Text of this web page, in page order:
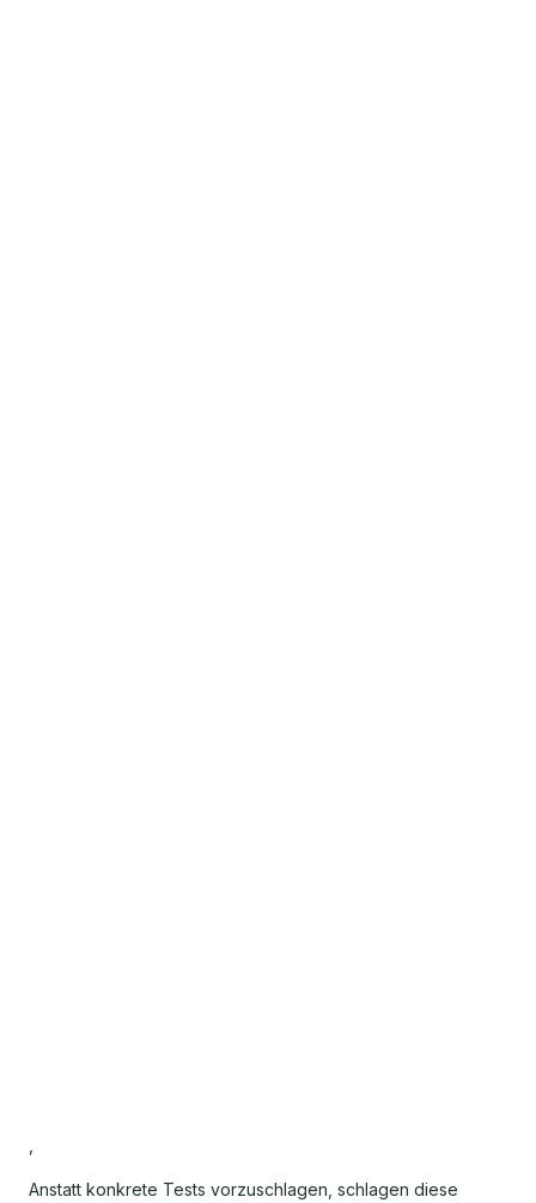
Anstatt konkrete Tests vorzuschlagen, schlagen diese